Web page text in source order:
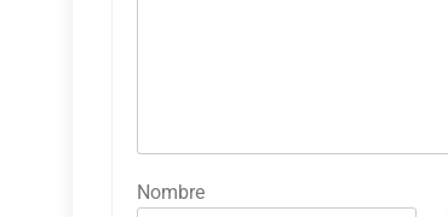
Nombre